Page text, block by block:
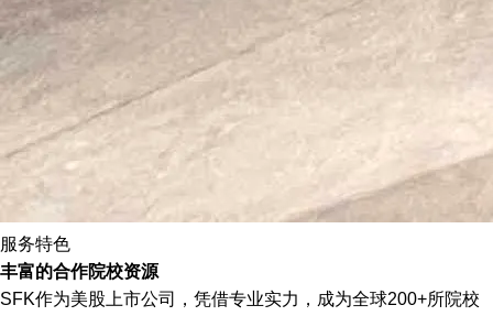
服务特色
丰富的合作院校资源
SFK作为美股上市公司，凭借专业实力，成为全球200+所院校